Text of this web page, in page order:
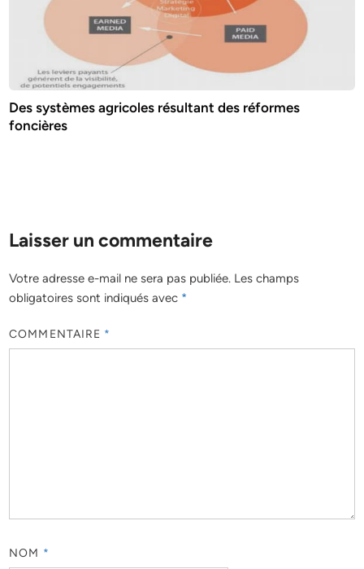
Des systèmes agricoles résultant des réformes
foncières
Laisser un commentaire
Votre adresse e-mail ne sera pas publiée. Les champs
obligatoires sont indiqués avec *
COMMENTAIRE *
NOM *